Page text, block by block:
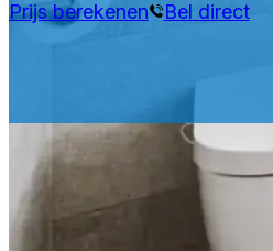
Prijs berekenen Bel direct